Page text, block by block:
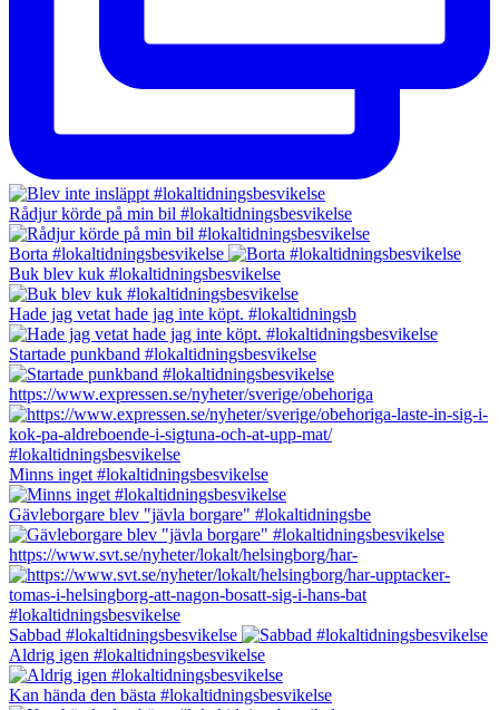
Rådjur körde på min bil #lokaltidningsbesvikelse
Borta #lokaltidningsbesvikelse
Buk blev kuk #lokaltidningsbesvikelse
Hade jag vetat hade jag inte köpt. #lokaltidningsb
Startade punkband #lokaltidningsbesvikelse
https://www.expressen.se/nyheter/sverige/obehoriga
Minns inget #lokaltidningsbesvikelse
Gävleborgare blev "jävla borgare" #lokaltidningsbe
https://www.svt.se/nyheter/lokalt/helsingborg/har-
Sabbad #lokaltidningsbesvikelse
Aldrig igen #lokaltidningsbesvikelse
Kan hända den bästa #lokaltidningsbesvikelse